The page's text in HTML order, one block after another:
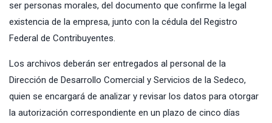
ser personas morales, del documento que confirme la legal
existencia de la empresa, junto con la cédula del Registro
Federal de Contribuyentes.
Los archivos deberán ser entregados al personal de la
Dirección de Desarrollo Comercial y Servicios de la Sedeco,
quien se encargará de analizar y revisar los datos para otorgar
la autorización correspondiente en un plazo de cinco días